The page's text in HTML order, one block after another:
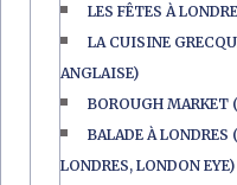
LES FÊTES À
LA CUISINE
ANGLAISE)
BOROUGH MARKET
BALADE À
LONDRES, LONDON EYE)